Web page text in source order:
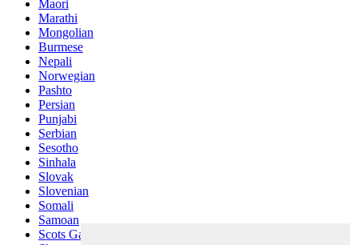
Maori
Marathi
Mongolian
Burmese
Nepali
Norwegian
Pashto
Persian
Punjabi
Serbian
Sesotho
Sinhala
Slovak
Slovenian
Somali
Samoan
Scots Gaelic